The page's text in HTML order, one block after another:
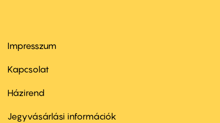
Footer
first
Impresszum
Kapcsolat
Footer
second
Házirend
Jegyvásárlási információk